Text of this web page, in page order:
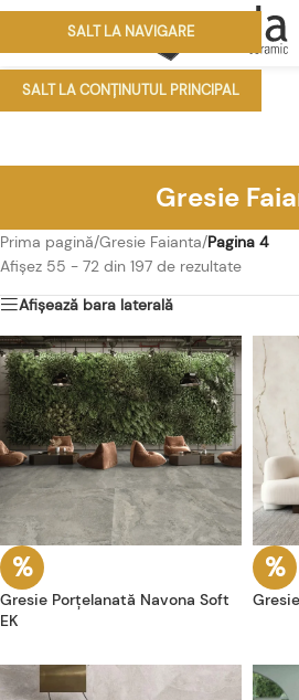
SALT LA NAVIGARE
SALT LA CONȚINUTUL PRINCIPAL
Gresie
Prima pagină/Gresie Faianta/Pagina 4
Afișez 55 - 72 din 197 de rezultate
Afișează bara laterală
Gresie Porțelanată Navona Soft
EK